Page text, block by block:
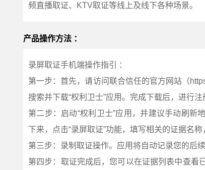
频直播取证、KTV取证等线上及线下各种场景。
产品操作方法 ：
录屏取证手机端操作指引 ：
第一步：首先，请访问联合信任的官方网站（
搜索并下载“权利卫士”应用。完成下载后，进行
第二步：启动“权利卫士”应用，并建议手动刷新
下来，点击“录屏取证”功能，填写相关的证据名称
第三步：录制取证操作。应用将自动记录您的后
第四步：取证完成后，您可以在证据列表中查看